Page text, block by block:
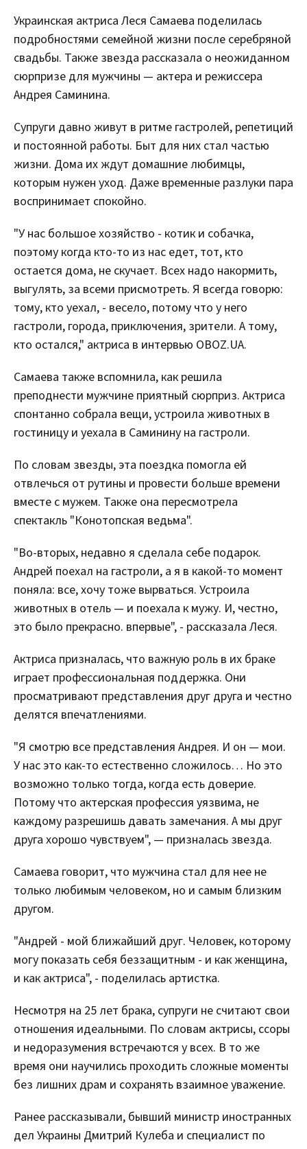
Украинская актриса Леся Самаева поделилась
подробностями семейной жизни после серебряной
свадьбы. Также звезда рассказала о неожиданном
сюрпризе для мужчины — актера и режиссера
Андрея Саминина.
Супруги давно живут в ритме гастролей, репетиций
и постоянной работы. Быт для них стал частью
жизни. Дома их ждут домашние любимцы,
которым нужен уход. Даже временные разлуки пара
воспринимает спокойно.
"У нас большое хозяйство - котик и собачка,
поэтому когда кто-то из нас едет, тот, кто
остается дома, не скучает. Всех надо накормить,
выгулять, за всеми присмотреть. Я всегда говорю:
тому, кто уехал, - весело, потому что у него
гастроли, города, приключения, зрители. А тому,
кто остался," актриса в интервью OBOZ.UA.
Самаева также вспомнила, как решила
преподнести мужчине приятный сюрприз. Актриса
спонтанно собрала вещи, устроила животных в
гостиницу и уехала в Саминину на гастроли.
По словам звезды, эта поездка помогла ей
отвлечься от рутины и провести больше времени
вместе с мужем. Также она пересмотрела
спектакль "Конотопская ведьма".
"Во-вторых, недавно я сделала себе подарок.
Андрей поехал на гастроли, а я в какой-то момент
поняла: все, хочу тоже вырваться. Устроила
животных в отель — и поехала к мужу. И, честно,
это было прекрасно. впервые", - рассказала Леся.
Актриса призналась, что важную роль в их браке
играет профессиональная поддержка. Они
просматривают представления друг друга и честно
делятся впечатлениями.
"Я смотрю все представления Андрея. И он — мои.
У нас это как-то естественно сложилось… Но это
возможно только тогда, когда есть доверие.
Потому что актерская профессия уязвима, не
каждому разрешишь давать замечания. А мы друг
друга хорошо чувствуем", — призналась звезда.
Самаева говорит, что мужчина стал для нее не
только любимым человеком, но и самым близким
другом.
"Андрей - мой ближайший друг. Человек, которому
могу показать себя беззащитным - и как женщина,
и как актриса", - поделилась артистка.
Несмотря на 25 лет брака, супруги не считают свои
отношения идеальными. По словам актрисы, ссоры
и недоразумения встречаются у всех. В то же
время они научились проходить сложные моменты
без лишних драм и сохранять взаимное уважение.
Ранее рассказывали, бывший министр иностранных
дел Украины Дмитрий Кулеба и специалист по